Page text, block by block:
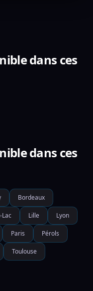
dans ces
dans ces
Bordeaux
Lac Lille Lyon
Paris Pérols
Toulouse